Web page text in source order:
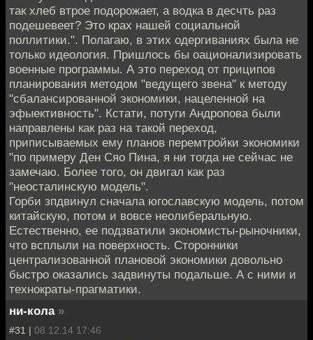
так хлеб втрое подорожает, а водка в десчть раз
подешевеет? Это крах нашей социальной
поллитики.". Полагаю, в этих одергиваниях была не
только идеология. Пришлось бы оационализировать
военные программы. А это переход от приципов
планирования методом "ведущего звена" к методу
"сбалансированной экономики, нацеленной на
эфыективность". Кстати, потуги Андропова были
направлены как раз на такой переход,
приписываемых ему планов перемтройки экономики
"по примеру Ден Сяо Пина, я ни тогда не сейчас не
замечаю. Более того, он двигал как раз
"неосталинскую модель".
Горби зпдвинул сначала югославскую модель, потом
китайскую, потом и вовсе неолиберальную.
Естественно, ее подзватили экономисты-рыночники,
что всплыли на поверхность. Сторонники
централизованной плановой экономики довольно
быстро оказались задвинуты подальше. А с ними и
технократы-прагматики.
ни-кола »
#31 | 08.12.14 17:46